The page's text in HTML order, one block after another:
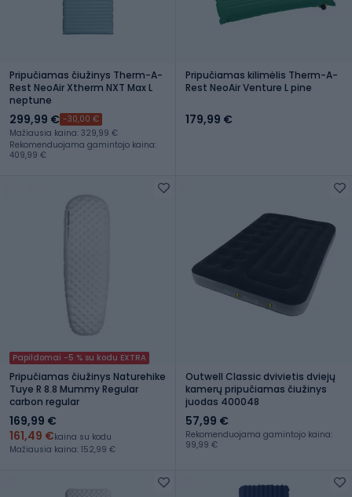
Pripučiamas čiužinys Therm-A-
Rest NeoAir Xtherm NXT Max L
neptune
299,99 € -30,00 €
Mažiausia kaina: 329,99 €
Rekomenduojama gamintojo kaina:
409,99 €
Pripučiamas kilimėlis Therm-A-
Rest NeoAir Venture L pine
179,99 €
Papildomai -5 % su kodu EXTRA
Pripučiamas čiužinys Naturehike
Tuye R 8.8 Mummy Regular
carbon regular
169,99 €
161,49 €kaina su kodu
Mažiausia kaina: 152,99 €
Outwell Classic dvivietis dviejų
kamerų pripučiamas čiužinys
juodas 400048
57,99 €
Rekomenduojama gamintojo kaina:
99,99 €